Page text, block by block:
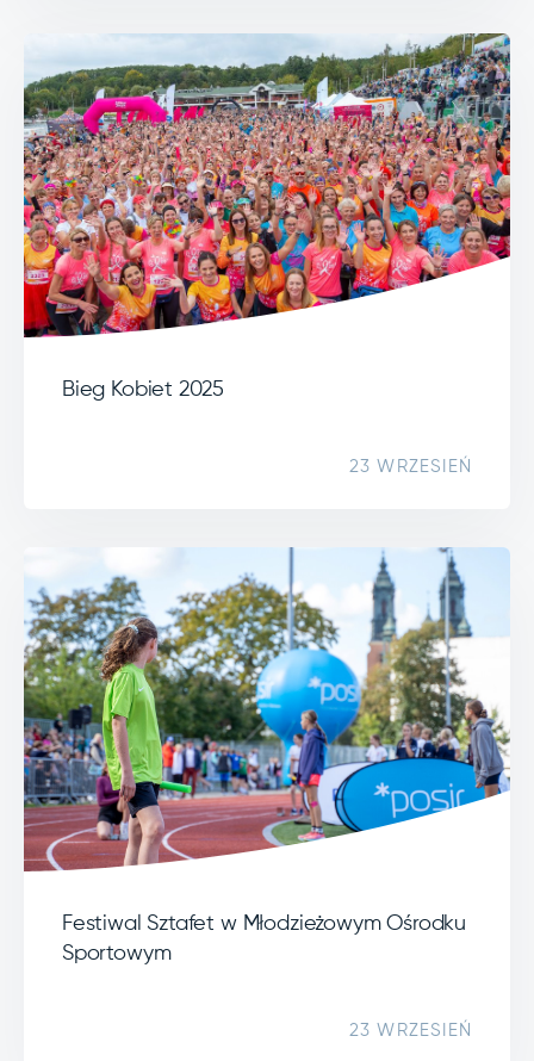
Bieg Kobiet 2025
23 WRZESIEŃ
Festiwal Sztafet w Młodzieżowym Ośrodku
Sportowym
23 WRZESIEŃ